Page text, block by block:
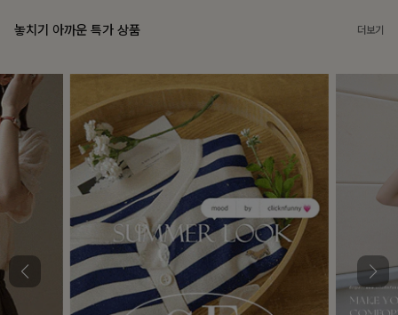
놓치기 아까운 특가 상품 더보기